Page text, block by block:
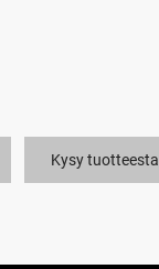
Kysy tuotteesta